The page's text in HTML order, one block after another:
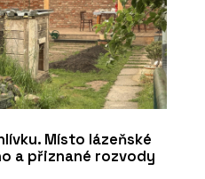
Místo lázeňské
a přiznané rozvody